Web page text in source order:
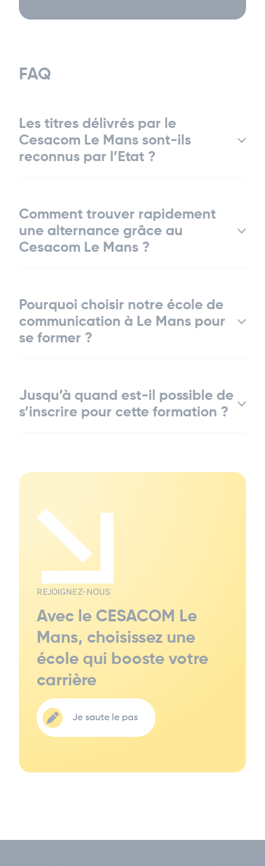
FAQ
Les titres délivrés par le
Cesacom Le Mans sont-ils
reconnus par l’Etat ?
Comment trouver rapidement
une alternance grâce au
Cesacom Le Mans ?
Pourquoi choisir notre école de
communication à Le Mans pour
se former ?
Jusqu’à quand est-il possible de
s’inscrire pour cette formation ?
REJOIGNEZ-NOUS
Avec le CESACOM Le
Mans, choisissez une
école qui booste votre
carrière
Je saute le pas